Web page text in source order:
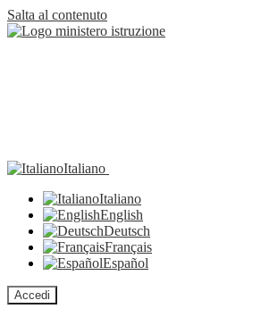
Salta al contenuto
Italiano
Italiano
English
Deutsch
Français
Español
Accedi